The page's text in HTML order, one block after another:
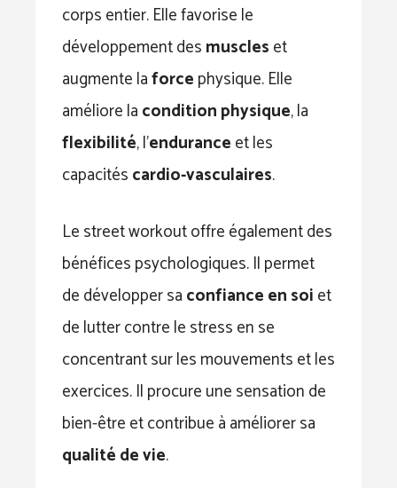
corps entier. Elle favorise le
développement desmuscleset
augmente laforcephysique. Elle
améliore lacondition physique, la
flexibilité, l’enduranceet les
capacitéscardio-vasculaires.
Le street workout offre également des
bénéfices psychologiques. Il permet
de développer saconfiance en soiet
de lutter contre le stress en se
concentrant sur les mouvements et les
exercices. Il procure une sensation de
bien-être et contribue à améliorer sa
qualité de vie.